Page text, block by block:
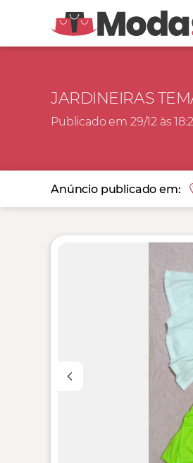
JARDINEIRAS
Publicado em 29/12 às
Anúncio publicado em: